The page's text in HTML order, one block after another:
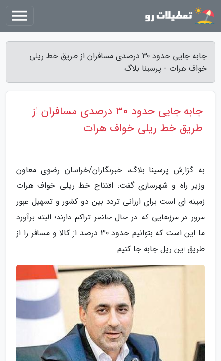
جابه جایی حدود 30 درصدی مسافران از طریق خط ریلی
خواف هرات - پرسینا بلاگ
جابه جایی حدود 30 درصدی مسافران از
طریق خط ریلی خواف هرات
به گزارش پرسینا بلاگ، خبرنگاران/خراسان رضوی معاون
وزیر راه و شهرسازی گفت: افتتاح خط ریلی خواف هرات
زمینه ای است برای ارزانی تردد بین دو کشور و تسهیل عبور
مرور در مرزهایی که در حال حاضر تراکم دارند؛ البته برآورد
ما این است که بتوانیم حدود 30 درصد از کالا و مسافر را از
طریق این ریل جابه جا کنیم.